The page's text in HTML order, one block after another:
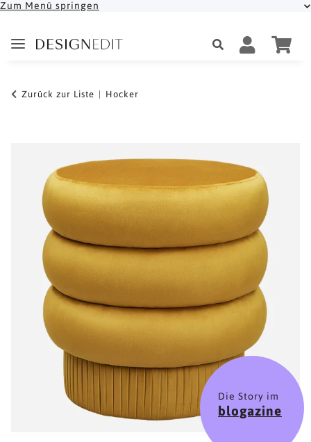
Zum Menü springen
Zurück zur Liste Hocker
Die Story im
blogazine